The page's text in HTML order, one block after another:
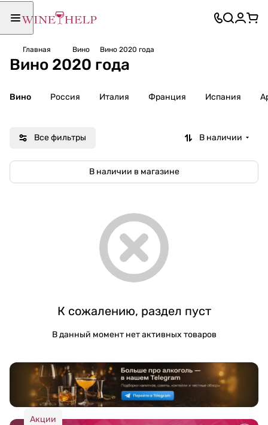
Главная Вино Вино 2020 года
Вино 2020 года
Вино Россия Италия Франция Испания
Все фильтры В наличии
В наличии в магазине
К сожалению, раздел пуст
В данный момент нет активных товаров
Акции